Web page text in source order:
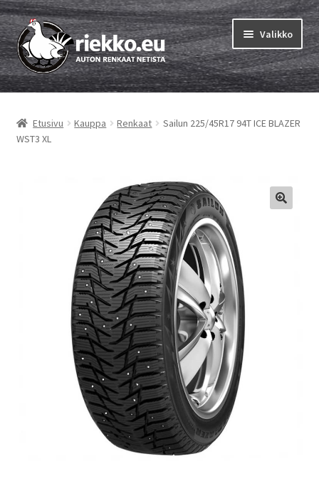
Siirry
navigointiin
Siirry
sisältöön
Valikko
Etusivu
Vinkit & ohjeet
Rengastestit
Etusivu Kauppa Renkaat
Sailun 225/45R17 94T ICE BLAZER
WST3 XL